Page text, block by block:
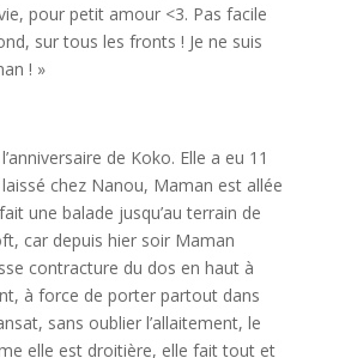
pour petit amour <3. Pas facile
sur tous les fronts ! Je ne suis
! »
de Koko. Elle a eu 11
laissé chez Nanou, Maman est allée
une balade jusqu’au terrain de
car depuis hier soir Maman
contracture du dos en haut à
à force de porter partout dans
sans oublier l’allaitement, le
elle est droitière, elle fait tout et